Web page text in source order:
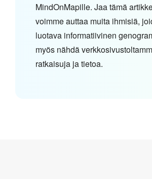
MindOnMapille. Jaa tämä
voimme auttaa muita ihmisiä,
luotava informatiivinen
myös nähdä
ratkaisuja ja tietoa.